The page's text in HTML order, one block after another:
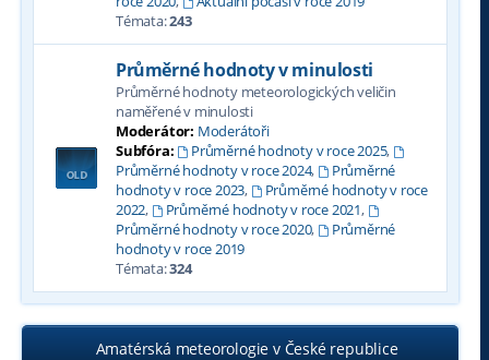
Témata:243
Průměrné hodnoty v minulosti
Průměrné hodnoty meteorologických veličin
naměřené v minulosti
Moderátor: Moderátoři
Subfóra:
Průměrné hodnoty v roce 2025,
Průměrné hodnoty v roce 2024,
Průměrné
hodnoty v roce 2023,
Průměrné hodnoty v roce
2022, Průměrné hodnoty v roce 2021,
Průměrné hodnoty v roce 2020,
Průměrné
hodnoty v roce 2019
Témata:324
Amatérská meteorologie v České republice